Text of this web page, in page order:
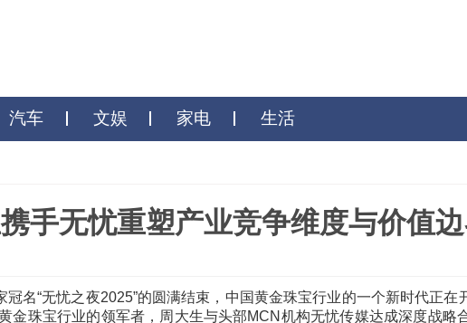
汽车 文娱 家电
携手无忧重塑产业竞争维度